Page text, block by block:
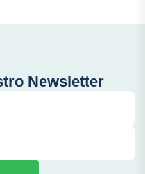
Newsletter